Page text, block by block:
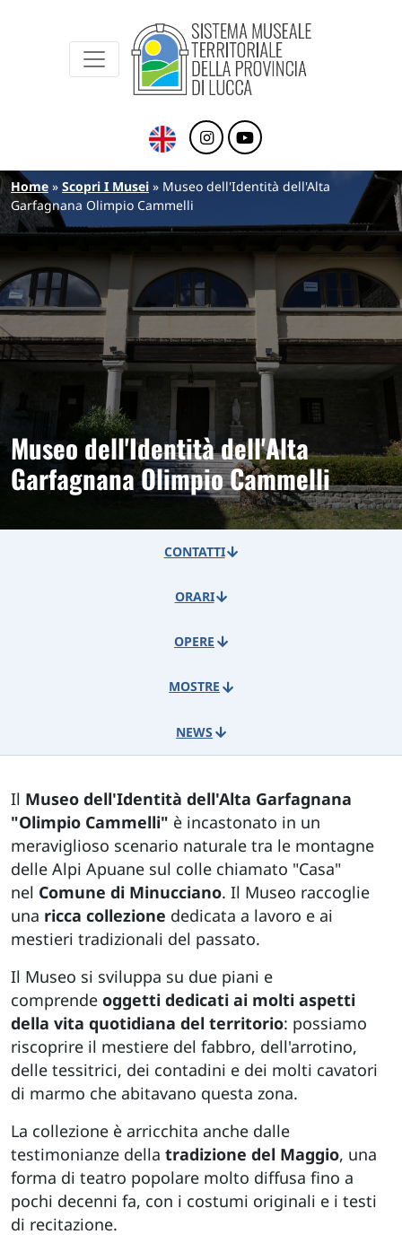
Sistema Museale Territoriale della
Briciole di pane
Home Scopri I Musei
Museo dell'Identità dell'Alta
Garfagnana Olimpio Cammelli
Museo dell'Identità dell'Alta
Garfagnana Olimpio Cammelli
CONTATTI
ORARI
OPERE
MOSTRE
NEWS
Il Museo dell'Identità dell'Alta Garfagnana
"Olimpio Cammelli" è incastonato in un
meraviglioso scenario naturale tra le montagne
delle Alpi Apuane sul colle chiamato "Casa"
nel Comune di Minucciano. Il Museo raccoglie
una ricca collezione dedicata a lavoro e ai
mestieri tradizionali del passato.
Il Museo si sviluppa su due piani e
comprende oggetti dedicati ai molti aspetti
della vita quotidiana del territorio: possiamo
riscoprire il mestiere del fabbro, dell'arrotino,
delle tessitrici, dei contadini e dei molti cavatori
di marmo che abitavano questa zona.
La collezione è arricchita anche dalle
testimonianze della tradizione del Maggio, una
forma di teatro popolare molto diffusa fino a
pochi decenni fa, con i costumi originali e i testi
di recitazione.